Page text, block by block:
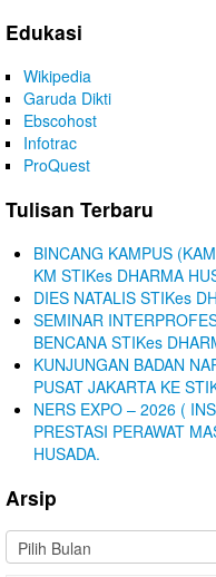
Edukasi
Wikipedia
Garuda Dikti
Ebscohost
Infotrac
ProQuest
Tulisan Terbaru
BINCANG KAMPUS
KM STIKes DHARMA
DIES NATALIS STIKes
SEMINAR
BENCANA STIKes
KUNJUNGAN BADAN
PUSAT JAKARTA KE
NERS EXPO – 2026 (
PRESTASI PERAWAT
HUSADA.
Arsip